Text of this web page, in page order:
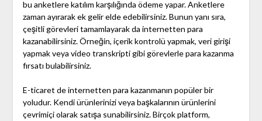
bu anketlere katılım karşılığında ödeme yapar. Anketlere
zaman ayırarak ek gelir elde edebilirsiniz. Bunun yanı sıra,
çeşitli görevleri tamamlayarak da internetten para
kazanabilirsiniz. Örneğin, içerik kontrolü yapmak, veri girişi
yapmak veya video transkripti gibi görevlerle para kazanma
fırsatı bulabilirsiniz.
E-ticaret de internetten para kazanmanın popüler bir
yoludur. Kendi ürünlerinizi veya başkalarının ürünlerini
çevrimiçi olarak satışa sunabilirsiniz. Birçok platform,